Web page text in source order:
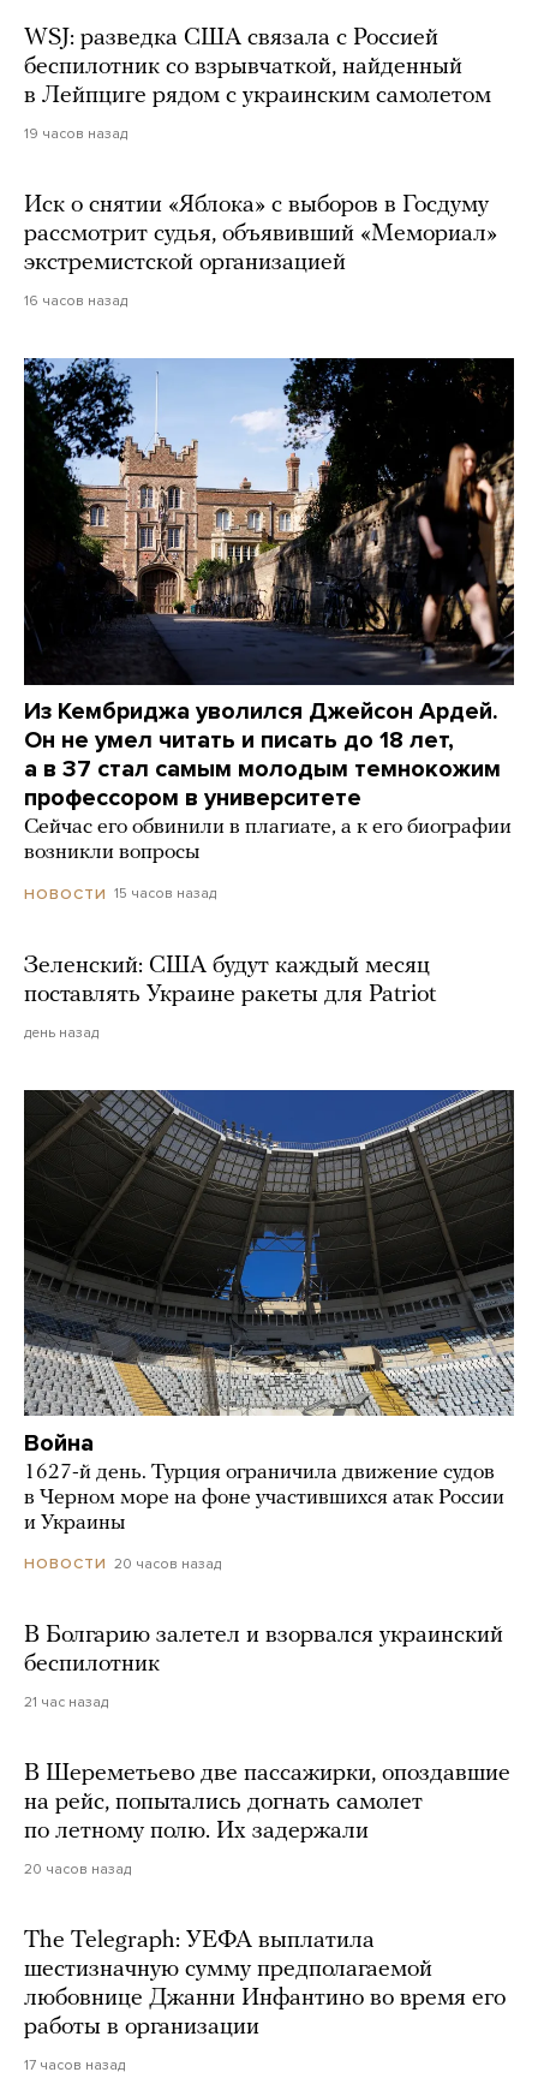
WSJ: разведка США связала с Россией
беспилотник со взрывчаткой, найденный
в Лейпциге рядом с украинским самолетом
19 часов назад
Иск о снятии «Яблока» с выборов в Госдуму
рассмотрит судья, объявивший «Мемориал»
экстремистской организацией
16 часов назад
Из Кембриджа уволился Джейсон Ардей.
Он не умел читать и писать до 18 лет,
а в 37 стал самым молодым темнокожим
профессором в университете
Сейчас его обвинили в плагиате, а к его биографии
возникли вопросы
НОВОСТИ 15 часов назад
Зеленский: США будут каждый месяц
поставлять Украине ракеты для Patriot
день назад
Война
1627-й день. Турция ограничила движение судов
в Черном море на фоне участившихся атак России
и Украины
НОВОСТИ 20 часов назад
В Болгарию залетел и взорвался украинский
беспилотник
21 час назад
В Шереметьево две пассажирки, опоздавшие
на рейс, попытались догнать самолет
по летному полю. Их задержали
20 часов назад
The Telegraph: УЕФА выплатила
шестизначную сумму предполагаемой
любовнице Джанни Инфантино во время его
работы в организации
17 часов назад